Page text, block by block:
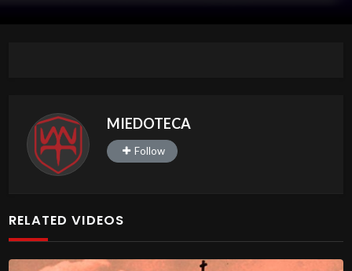
MIEDOTECA
Follow
RELATED VIDEOS